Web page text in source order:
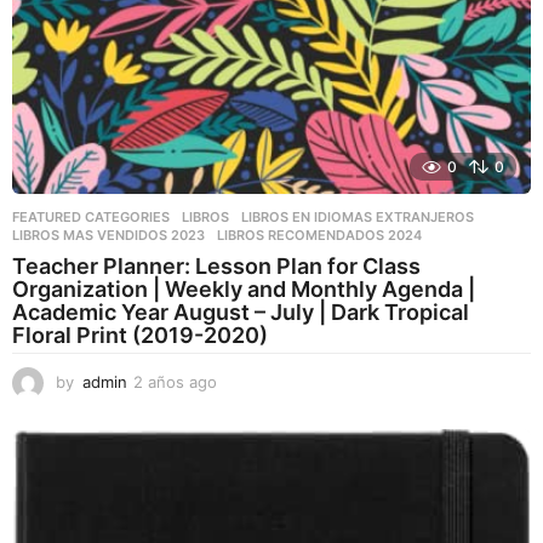
0 0
FEATURED CATEGORIES ,LIBROS ,LIBROS EN IDIOMAS EXTRANJEROS
LIBROS MAS VENDIDOS 2023
,LIBROS RECOMENDADOS 2024
Teacher Planner: Lesson Plan for Class
Organization | Weekly and Monthly Agenda |
Academic Year August – July | Dark Tropical
Floral Print (2019-2020)
by admin 2 años ago
ñ